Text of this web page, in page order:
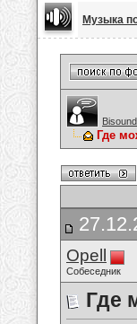
Музыка
Где
Opell
Собеседник
Где